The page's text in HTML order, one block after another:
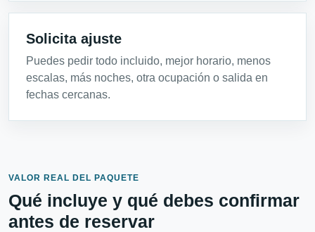
Solicita ajuste
Puedes pedir todo incluido, mejor horario, menos
escalas, más noches, otra ocupación o salida en
fechas cercanas.
VALOR REAL DEL PAQUETE
Qué incluye y qué debes confirmar
antes de reservar